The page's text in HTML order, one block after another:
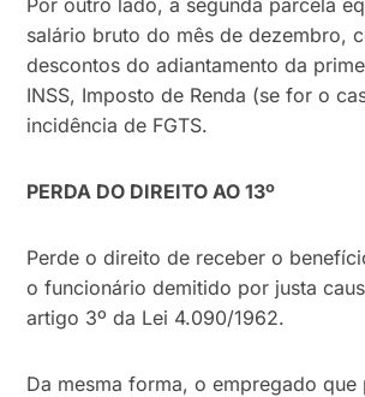
Por outro lado, a segunda parcela
salário bruto do mês de dezembro,
descontos do adiantamento da
INSS, Imposto de Renda (se for o
incidência de FGTS.
PERDA DO DIREITO AO 13º
Perde o direito de receber o
o funcionário demitido por justa
artigo 3º da Lei 4.090/1962.
Da mesma forma, o empregado que